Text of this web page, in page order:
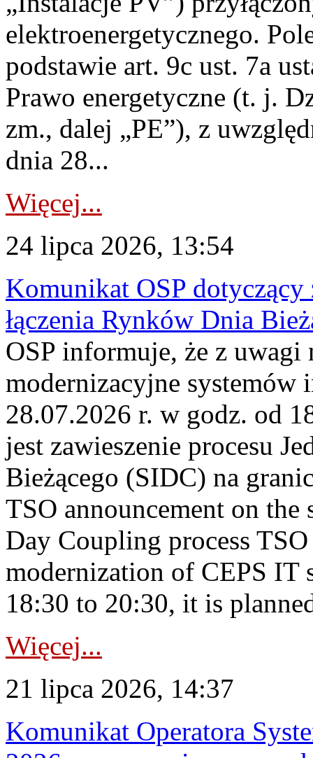
elektroenergetycznego.
podstawie art. 9c ust. 7a
Prawo energetyczne (t. j.
zm., dalej „PE”), z
dnia 28...
Więcej...
24 lipca 2026, 13:54
Komunikat OSP dotyczący
łączenia Rynków Dnia
OSP informuje, że z uwagi
modernizacyjne
28.07.2026 r. w godz. od
jest zawieszenie procesu
Bieżącego (SIDC) na
TSO announcement on
Day Coupling process
modernization of CEPS IT
18:30 to 20:30, it is
Więcej...
21 lipca 2026, 14:37
Komunikat Operatora